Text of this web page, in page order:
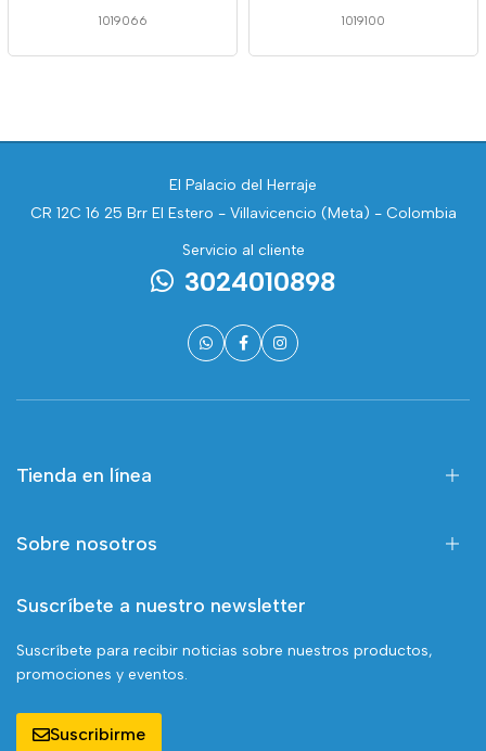
1019066 1019100
El Palacio del Herraje
CR 12C 16 25 Brr El Estero - Villavicencio (Meta) - Colombia
Servicio al cliente
3024010898
Tienda en línea
Sobre nosotros
Suscríbete a nuestro newsletter
Suscríbete para recibir noticias sobre nuestros productos,
promociones y eventos.
Suscribirme